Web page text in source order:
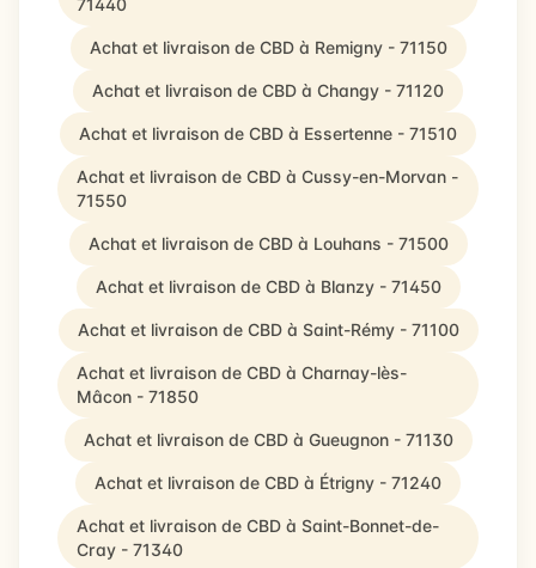
71440
Achat et livraison de CBD à Remigny - 71150
Achat et livraison de CBD à Changy - 71120
Achat et livraison de CBD à Essertenne - 71510
Achat et livraison de CBD à Cussy-en-Morvan -
71550
Achat et livraison de CBD à Louhans - 71500
Achat et livraison de CBD à Blanzy - 71450
Achat et livraison de CBD à Saint-Rémy - 71100
Achat et livraison de CBD à Charnay-lès-
Mâcon - 71850
Achat et livraison de CBD à Gueugnon - 71130
Achat et livraison de CBD à Étrigny - 71240
Achat et livraison de CBD à Saint-Bonnet-de-
Cray - 71340